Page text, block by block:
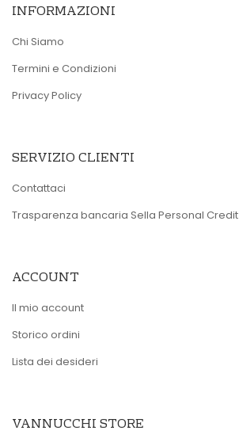
INFORMAZIONI
Chi Siamo
Termini e Condizioni
Privacy Policy
SERVIZIO CLIENTI
Contattaci
Trasparenza bancaria Sella Personal Credit
ACCOUNT
Il mio account
Storico ordini
Lista dei desideri
VANNUCCHI STORE